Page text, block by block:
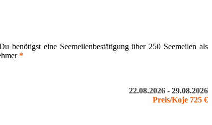
benötigst eine Seemeilenbestätigung über 250 Seemeilen als
*
22.08.2026 - 29.08.2026
Preis/Koje 725 €